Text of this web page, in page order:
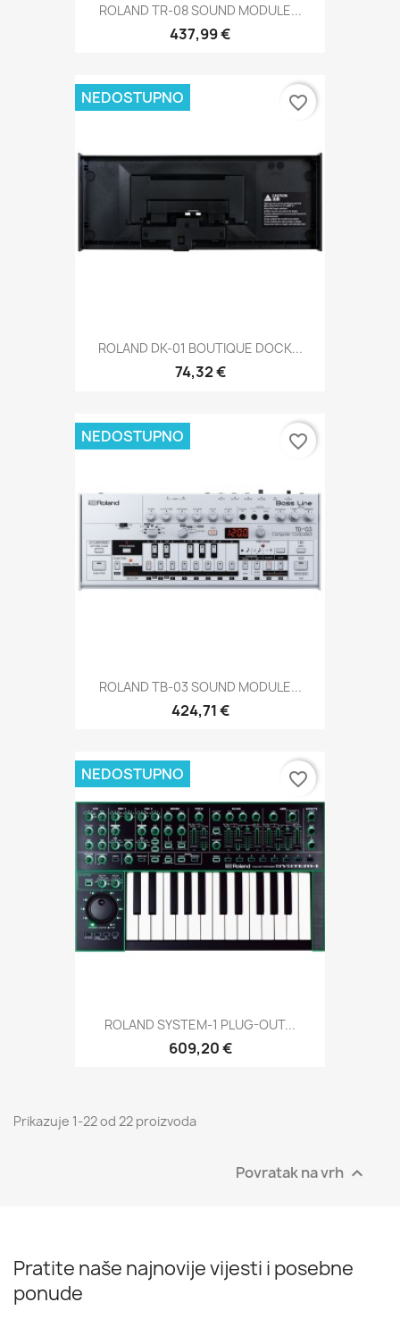
ROLAND TR-08 SOUND MODULE...
437,99 €
ROLAND DK-01 BOUTIQUE DOCK...
74,32 €
NEDOSTUPNO favorite_border
ROLAND TB-03 SOUND MODULE...
424,71 €
NEDOSTUPNO favorite_border
ROLAND SYSTEM-1 PLUG-OUT...
609,20 €
NEDOSTUPNO favorite_border
Prikazuje 1-22 od 22 proizvoda
Povratak na vrh 
Pratite naše najnovije vijesti i posebne
ponude